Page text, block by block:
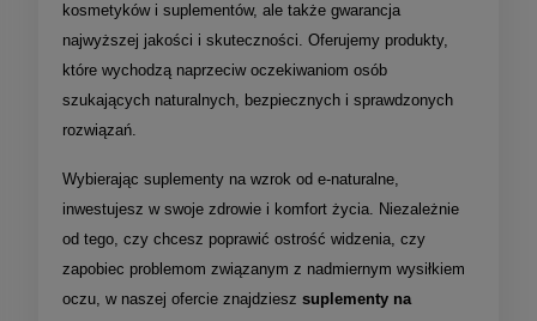
kosmetyków i suplementów, ale także gwarancja
najwyższej jakości i skuteczności. Oferujemy produkty,
które wychodzą naprzeciw oczekiwaniom osób
szukających naturalnych, bezpiecznych i sprawdzonych
rozwiązań.
Wybierając suplementy na wzrok od e-naturalne,
inwestujesz w swoje zdrowie i komfort życia. Niezależnie
od tego, czy chcesz poprawić ostrość widzenia, czy
zapobiec problemom związanym z nadmiernym wysiłkiem
oczu, w naszej ofercie znajdziesz suplementy na